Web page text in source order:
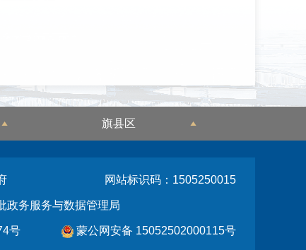
旗县区
网站标识码：1505250015
政务服务与数据管理局
号 蒙公网安备 15052502000115号